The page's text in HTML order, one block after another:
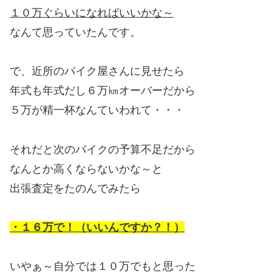
１０万ぐらいになればいいかな～
なんて思っていたんです。
で、近所のバイク屋さんに見せたら
年式も年式だし６万㎞オーバーだから
５万が精一杯なんていわれて・・・
それだと次のバイクの予算不足だから
なんとか高くならないかな～と
出張査定をたのんでみたら
・１６万で！（いいんですか？！）
いやぁ～自分では１０万でもと思った